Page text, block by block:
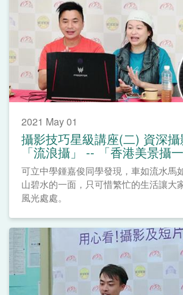
2021 May 01
攝影技巧星級講座(二) 資深
「流浪攝」 -- 「香港美景攝一
可立中學鍾嘉俊同學發現，車如流水馬
山碧水的一面，只可惜繁忙的生活讓大
風光處處。